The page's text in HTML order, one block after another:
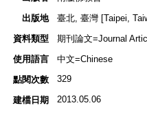
出版地
臺北, 臺灣 [Taipei,
資料類型
期刊論文=Journal
使用語言
中文=Chinese
點閱次數
329
建檔日期 2013.05.06